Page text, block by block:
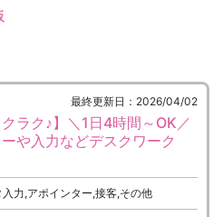
最終更新日：2026/04/02
ラク♪】＼1日4時間～OK／
や入力などデスクワーク
力,アポインター,接客,その他